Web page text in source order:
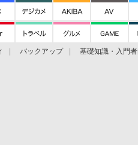
バックアップ 基礎知識・入門